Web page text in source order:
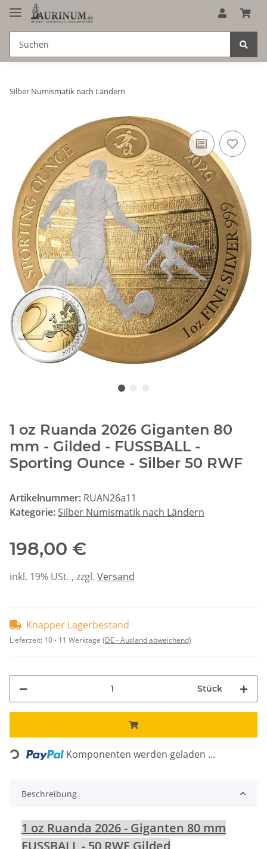
Silber Numismatik nach Ländern
1 oz Ruanda 2026 Giganten 80
mm - Gilded - FUSSBALL -
Sporting Ounce - Silber 50 RWF
Artikelnummer: RUAN26a11
Kategorie: Silber Numismatik nach Ländern
198,00 €
inkl. 19% USt. , zzgl. Versand
Knapper Lagerbestand
Lieferzeit: 10 - 11 Werktage (DE - Ausland abweichend)
Stück
Loading... Komponenten werden geladen ...
Beschreibung
1 oz Ruanda 2026 - Giganten 80 mm
FUSSBALL - 50 RWF Gilded